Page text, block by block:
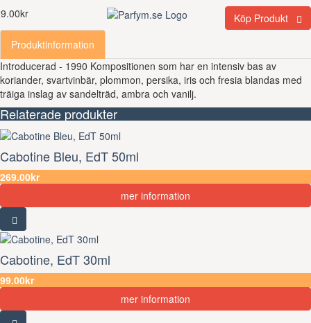
Köp Produkt
Produktinformation
Introducerad - 1990 Kompositionen som har en intensiv bas av
koriander, svartvinbär, plommon, persika, iris och fresia blandas med
träiga inslag av sandelträd, ambra och vanilj.
Relaterade produkter
Cabotine Bleu, EdT 50ml
269.00kr
mer information
Cabotine, EdT 30ml
99.00kr
mer information